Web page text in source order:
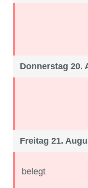
Donnerstag 20.
Freitag 21.
belegt